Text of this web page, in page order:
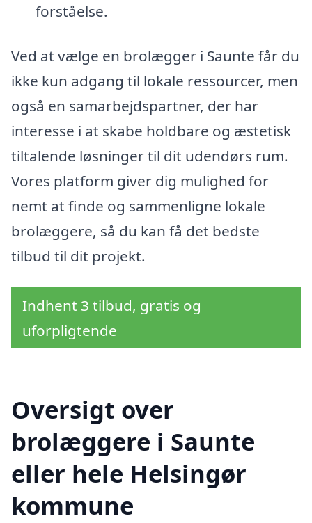
forståelse.
Ved at vælge en brolægger i Saunte får du
ikke kun adgang til lokale ressourcer, men
også en samarbejdspartner, der har
interesse i at skabe holdbare og æstetisk
tiltalende løsninger til dit udendørs rum.
Vores platform giver dig mulighed for
nemt at finde og sammenligne lokale
brolæggere, så du kan få det bedste
tilbud til dit projekt.
Indhent 3 tilbud, gratis og
uforpligtende
Oversigt over
brolæggere i Saunte
eller hele Helsingør
kommune